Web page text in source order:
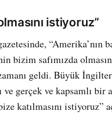
istiyoruz”
“Amerika’nın
bizim safımızda
geldi. Büyük
gerçek ve kapsamlı bir
katılmasını istiyoruz”